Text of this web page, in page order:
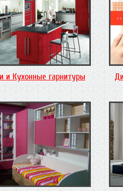
и Кухонные гарнитуры